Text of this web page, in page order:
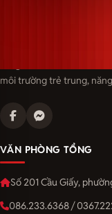
môi trường trẻ trung,
VĂN PHÒNG TỔNG
Số 201 Cầu Giấy,
086.233.6368 /